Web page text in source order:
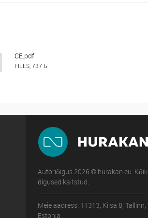
CE.pdf
FILES, 737 Б
Autoriõigus 2026 © hurakan.eu. Kõik
õigused kaitstud.
Meie aadress: 11313, Kiisa 8, Tallinn,
Estonia.